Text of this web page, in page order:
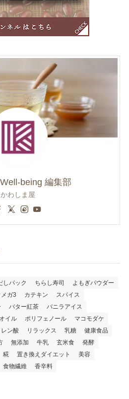
being 編集部
かわしま屋
しパック ちらし寿司
よもぎパウダー
メガ3 カテキン
スパイス
バター紅茶
バニラアイス
イル ポリフェノール
マコモダケ
レン酸 リラックス 乳糖
健康食品
無添加 牛乳 玄米食
発酵
糀 置き換えダイエット
美容
食物繊維 香辛料